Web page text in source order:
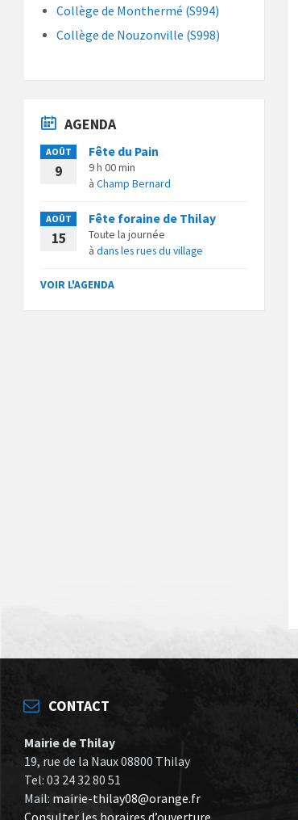
Collège de Monthermé (S994)
Collège de Nouzonville (S998)
AGENDA
AOÛT
9
Fête du Pain
9 h 00 min
à Champ Bernard
AOÛT
15
Fête foraine de Thilay
Toute la journée
à dans les rues du village
VOIR L'AGENDA
CONTACT
Mairie de Thilay
19, rue de la Naux 08800 Thilay
Tel: 03 24 32 80 51
Mail: mairie-thilay08@orange.fr